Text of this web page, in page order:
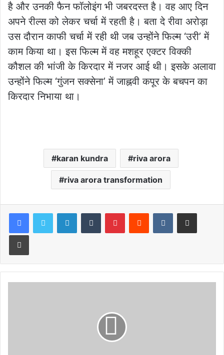
है और उनकी फैन फॉलोइंग भी जबरदस्त है। वह आए दिन
अपने रील्स को लेकर चर्चा में रहती है। बता दे रीवा अरोड़ा
उस दौरान काफी चर्चा में रही थी जब उन्होंने फिल्म ‘उरी’ में
काम किया था। इस फिल्म में वह मशहूर एक्टर विक्की
कौशल की भांजी के किरदार में नजर आई थी। इसके अलावा
उन्होंने फिल्म ‘गुंजन सक्सेना’ में जाह्नवी कपूर के बचपन का
किरदार निभाया था।
karan kundra riva arora
riva arora transformation
LinkedInTumblr PinterestReddit VKontakteShare via Email
Print